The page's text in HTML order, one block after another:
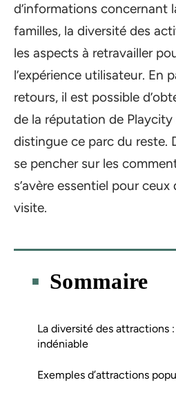
d’informations concernant
familles, la diversité des
les aspects à retravailler
l’expérience utilisateur. En
retours, il est possible
de la réputation de
distingue ce parc du reste.
se pencher sur les
s’avère essentiel pour
visite.
Sommaire
La diversité des attractions
indéniable
Exemples d’attractions